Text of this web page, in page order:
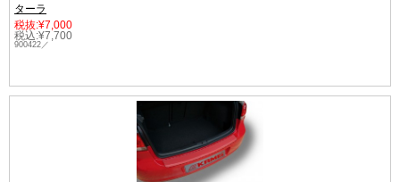
ターラ
税抜:¥7,000
税込:¥7,700
900422／